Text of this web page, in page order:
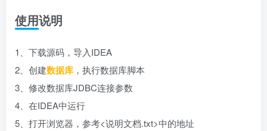
使用说明
1、下载源码，导入IDEA
2、创建数据库 ，执行数据库脚本
3、修改数据库JDBC连接参数
4、在IDEA中运行
5、打开浏览器，参考<说明文档.txt>中的地址